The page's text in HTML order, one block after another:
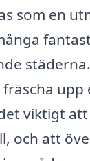
som en
upp
viktigt
och att